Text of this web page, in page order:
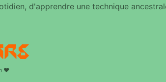
d'apprendre une technique
♥